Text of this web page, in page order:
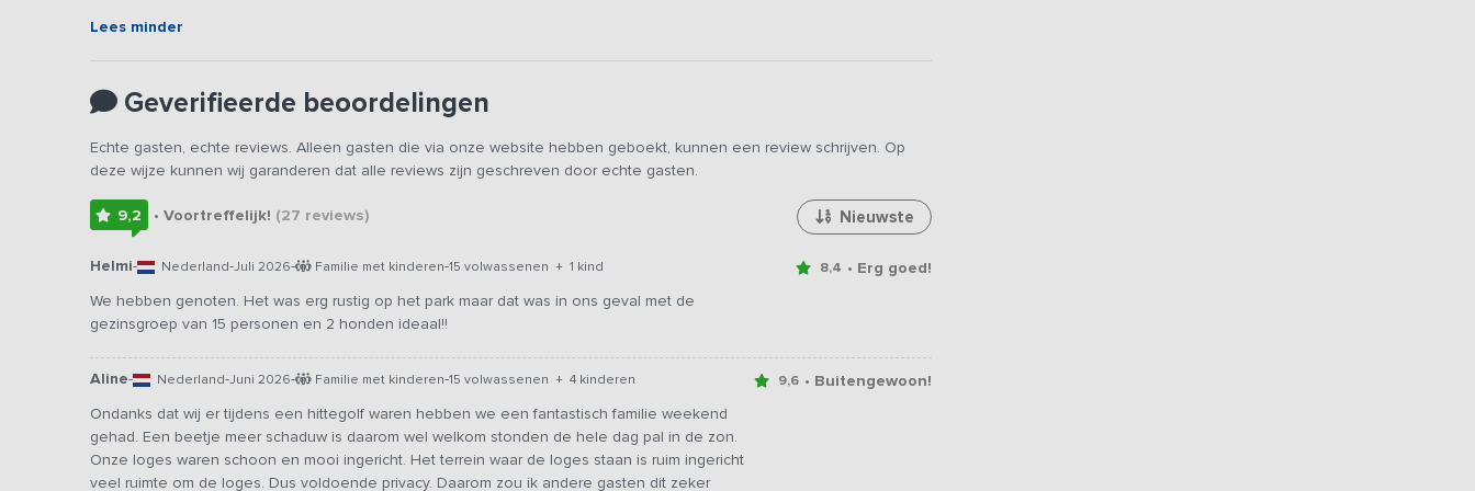
Lees minder
Geverifieerde beoordelingen
Echte gasten, echte reviews. Alleen gasten die via onze website hebben geboekt, kunnen een review schrijven. Op
deze wijze kunnen wij garanderen dat alle reviews zijn geschreven door echte gasten.
9,2 • Voortreffelijk! (27 reviews) Nieuwste
Helmi- Nederland-Juli 2026- Familie met kinderen-15 volwassenen + 1 kind 8,4 • Erg goed!
We hebben genoten. Het was erg rustig op het park maar dat was in ons geval met de
gezinsgroep van 15 personen en 2 honden ideaal!!
Aline- Nederland-Juni 2026- Familie met kinderen-15 volwassenen + 4 kinderen 9,6 • Buitengewoon!
Ondanks dat wij er tijdens een hittegolf waren hebben we een fantastisch familie weekend
gehad. Een beetje meer schaduw is daarom wel welkom stonden de hele dag pal in de zon.
Onze loges waren schoon en mooi ingericht. Het terrein waar de loges staan is ruim ingericht
veel ruimte om de loges. Dus voldoende privacy. Daarom zou ik andere gasten dit zeker